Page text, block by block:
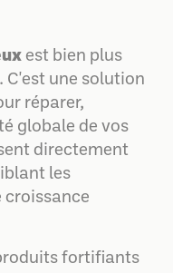
est bien plus
C'est une solution
réparer,
globale de vos
directement
les
croissance
fortifiants